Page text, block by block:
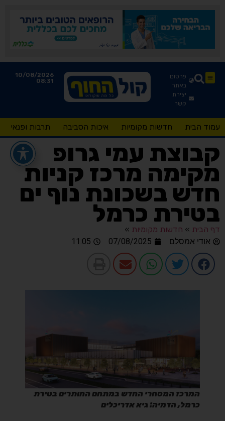
פרסום
באתר
יצירת
קשר
10/08/2026
08:31
עמוד הבית חדשות מקומיות איכות הסביבה תרבות ופנאי
קבוצת עמי גרופ
מקימה מרכז קניות
חדש בשכונת נוף ים
בטירת כרמל
דף הבית » חדשות מקומיות »
אודי אמסלם
07/08/2025
11:05
המרכז המסחרי החדש במתחם החותרים בטירת
כרמל, הדמיה: גיא אדריכלים